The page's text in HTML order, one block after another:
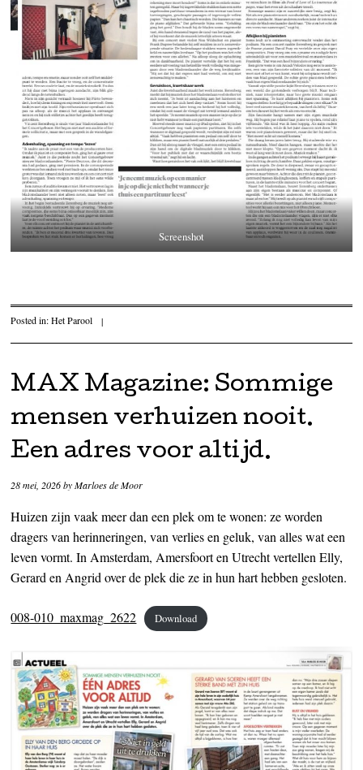
Screenshot
Posted in:Het Parool |
MAX Magazine: Sommige
mensen verhuizen nooit.
Een adres voor altijd.
28 mei, 2026byMarloes de Moor
Huizen zijn vaak meer dan een plek om te wonen: ze worden
dragers van herinneringen, van verlies en geluk, van alles wat een
leven vormt. In Amsterdam, Amersfoort en Utrecht vertellen Elly,
Gerard en Angrid over de plek die ze in hun hart hebben gesloten.
008-010_maxmag_2622 Download